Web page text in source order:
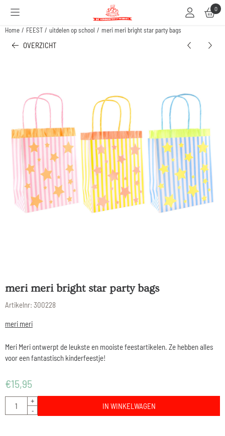
Cookievoorkeuren zijn beschikbaar. Kies instellingen of sta alle cookies toe.0
Home / FEEST / uitdelen op school / meri meri bright star party bags
OVERZICHT
meri meri bright star party bags
Artikelnr: 300228
meri meri
Meri Meri ontwerpt de leukste en mooiste feestartikelen. Ze hebben alles
voor een fantastisch kinderfeestje!
€15,95
Aantal
+
-
IN WINKELWAGEN